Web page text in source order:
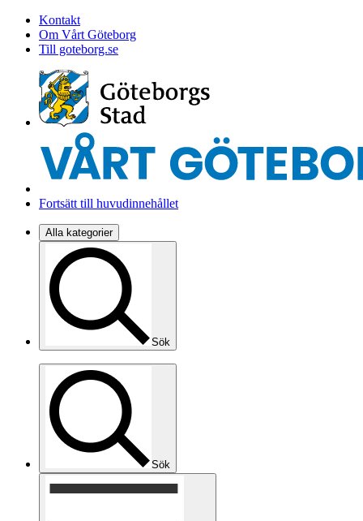
Kontakt
Om Vårt Göteborg
Till goteborg.se
Fortsätt till huvudinnehållet
Alla kategorier
Sök
Sök